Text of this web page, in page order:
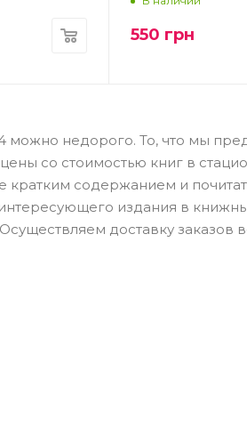
550 грн
можно недорого. То, что мы
со стоимостью книг в
кратким содержанием и
издания в
доставку заказов